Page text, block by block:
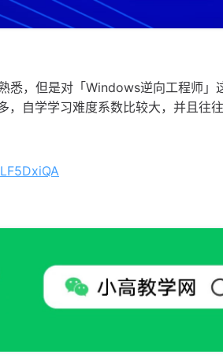
悉，但是对「Windows逆向工程师」
自学学习难度系数比较大，并且往